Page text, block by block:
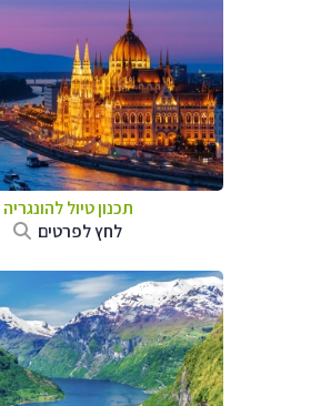
תכנון טיול להונגריה
לחץ לפרטים